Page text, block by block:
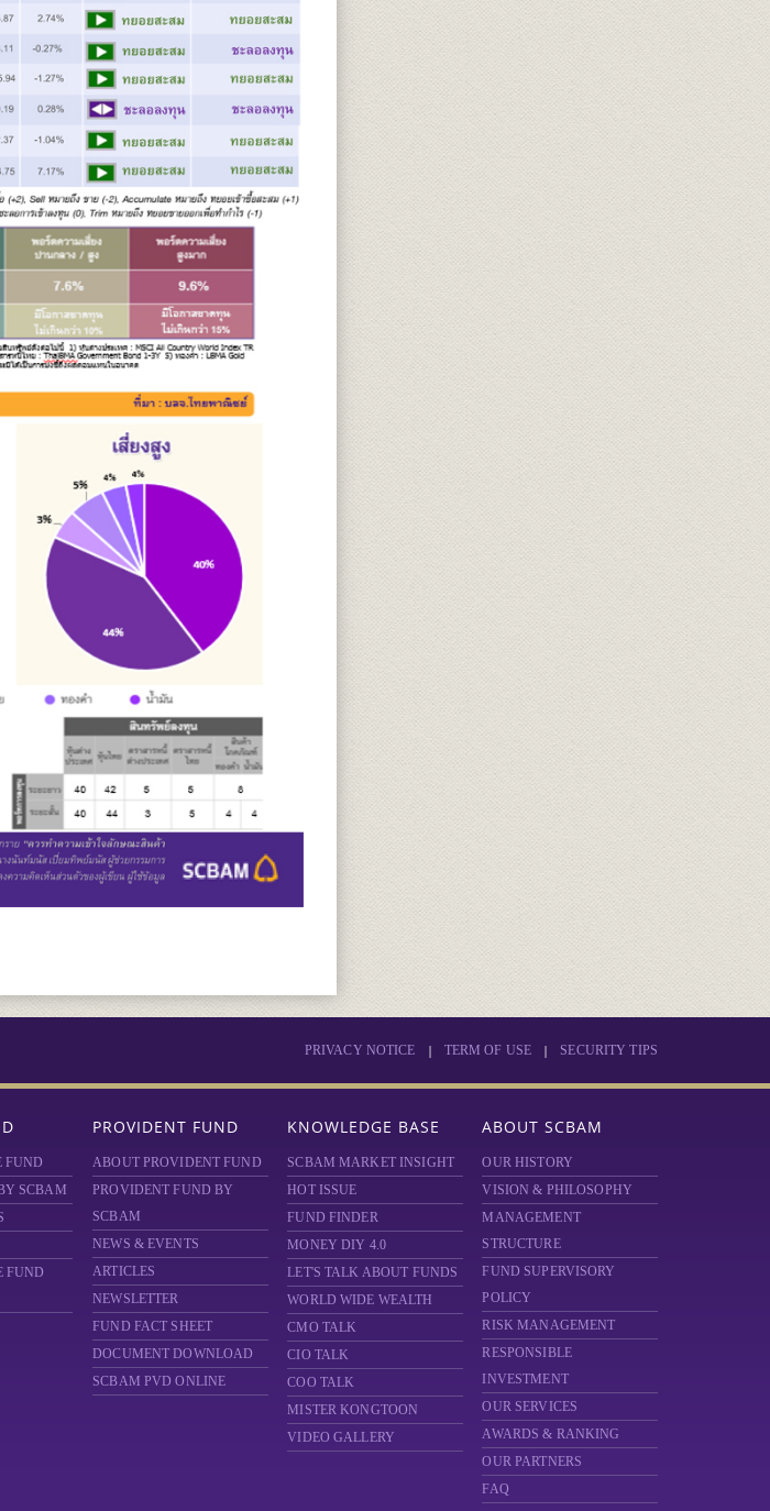
PRIVACY NOTICE | TERM OF USE | SECURITY TIPS
FUND
SCBAM
FUND
PROVIDENT FUND
ABOUT PROVIDENT FUND
PROVIDENT FUND BY
SCBAM
NEWS & EVENTS
ARTICLES
NEWSLETTER
FUND FACT SHEET
DOCUMENT DOWNLOAD
SCBAM PVD ONLINE
KNOWLEDGE BASE
SCBAM MARKET INSIGHT
HOT ISSUE
FUND FINDER
MONEY DIY 4.0
LET'S TALK ABOUT FUNDS
WORLD WIDE WEALTH
CMO TALK
CIO TALK
COO TALK
MISTER KONGTOON
VIDEO GALLERY
ABOUT SCBAM
OUR HISTORY
VISION & PHILOSOPHY
MANAGEMENT
STRUCTURE
FUND SUPERVISORY
POLICY
RISK MANAGEMENT
RESPONSIBLE
INVESTMENT
OUR SERVICES
AWARDS & RANKING
OUR PARTNERS
FAQ